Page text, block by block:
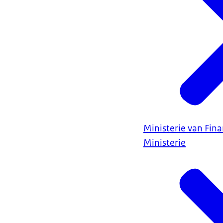
Ministerie van
Ministerie